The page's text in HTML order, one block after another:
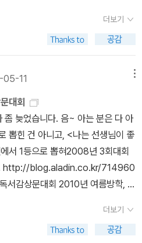
오는 곳 아니야, 어른 책이 더 많
이쁘고 산뜻하게 만들어야지!!'전
요렇게 이쁜 이름표를 달게 되었습
더 푸르게 푸르게 빛납니다!^^ 몇
만 걸든가, 그도 안하던가 그랬는
벽하게 커튼을 쳤습니다.커튼 거
수 없었는데, 고리를 하나 하나 끼워
!!요 사진은 우리 큰딸 보라고 올리는
은 1989년에 당시로선 거금이었던
지난 지금도 괜찮아보이지 않나요?
장식장을 치우고 3단 책장을 두고
.개관식 하기 전에 여기에 가로 200
그림책을 꽂고, 위에 게시판을 걸
더보기
11
대회
좀 늦었습니다. 음~ 아는 분은 다 아
뽑힌 건 아니고, <나는 선생님이 좋
서 1등으로 뽑혀2008년 3회대회
. http://blog.aladin.co.kr/714960
감상문대회 2010년 여름방학, 카
지 받습니다) |응모 분야| 독서감
독서신문 부문 : 중등부/고등부(3
더보기